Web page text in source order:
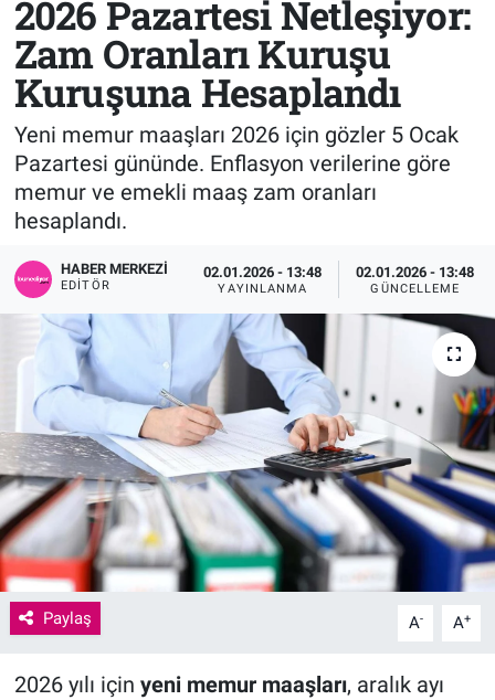
2026 Pazartesi Netleşiyor:
Zam Oranları Kuruşu
Kuruşuna Hesaplandı
Yeni memur maaşları 2026 için gözler 5 Ocak
Pazartesi gününde. Enflasyon verilerine göre
memur ve emekli maaş zam oranları
hesaplandı.
HABER MERKEZI
EDITÖR
02.01.2026 - 13:48
YAYINLANMA
02.01.2026 - 13:48
GÜNCELLEME
Paylaş A- A+
2026 yılı için yeni memur maaşları, aralık ayı
Sağlık
Spor
Teknoloji
Tv Medya
KÜLTÜR SANAT